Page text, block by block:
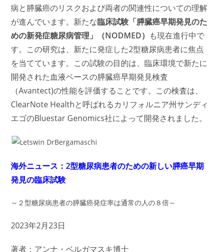
病と膵臓癌のリスクおよび両者の関連性についての理解
が進んでいます。新たな臨床試験「膵臓癌早期発見のた
めの新発症糖尿病管理」（NODMED） も現在進行中で
す。この研究は、新たに発症した2型糖尿病患者に焦点
を当てています。この試験の目的は、臨床環境で新たに
開発された血液ベースの膵臓癌早期発見検査
（Avantect)の性能を評価することです。この検査は、
ClearNote Healthと呼ばれるカリフォルニア州サンディ
エゴのBluestar Genomics社によって開発されました。
海外ニュース：2型糖尿病患者のための新しい膵癌早期
発見の臨床試験
～２型糖尿病患者の膵臓癌発症率は通常の人の８倍～
2023年2月23日
著者：アンナ・ベルガマスキ博士